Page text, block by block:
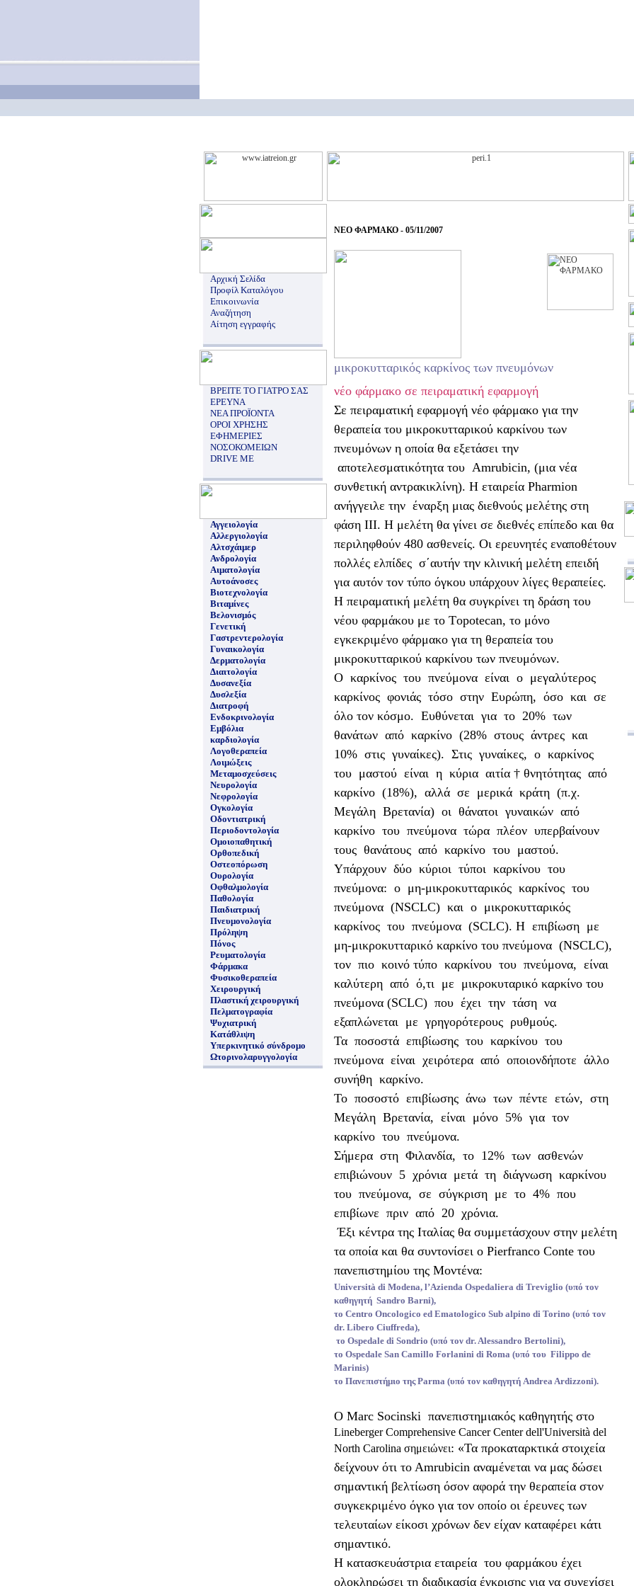
Αρχική Σελίδα
Προφίλ Καταλόγου
Επικοινωνία
Αναζήτηση
Αίτηση εγγραφής
ΒΡΕΙΤΕ ΤΟ ΓΙΑΤΡΟ ΣΑΣ
ΕΡΕΥΝΑ
ΝΕΑ ΠΡΟΪΟΝΤΑ
ΟΡΟΙ ΧΡΗΣΗΣ
ΕΦΗΜΕΡΙΕΣ
ΝΟΣΟΚΟΜΕΙΩΝ
DRIVE ME
Αγγειολογία
Αλλεργιολογία
Αλτσχάιμερ
Ανδρολογία
Αιματολογία
Αυτοάνοσες
Βιοτεχνολογία
Βιταμίνες
Βελονισμός
Γενετική
Γαστρεντερολογία
Γυναικολογία
Δερματολογία
Διαιτολογία
Δυσανεξία
Δυσλεξία
Διατροφή
Ενδοκρινολογία
Εμβόλια
καρδιολογία
Λογοθεραπεία
Λοιμώξεις
Μεταμοσχεύσεις
Νευρολογία
Νεφρολογία
Ογκολογία
Οδοντιατρική
Περιοδοντολογία
Ομοιοπαθητική
Ορθοπεδική
Οστεοπόρωση
Ουρολογία
Οφθαλμολογία
Παθολογία
Παιδιατρική
Πνευμονολογία
Πρόληψη
Πόνος
Ρευματολογία
Φάρμακα
Φυσικοθεραπεία
Χειρουργική
Πλαστική χειρουργική
Πελματογραφία
Ψυχιατρική
Κατάθλιψη
Υπερκινητικό σύνδρομο
Ωτορινολαρυγγολογία
ΝΕΟ ΦΑΡΜΑΚΟ - 05/11/2007
μικροκυτταρικός καρκίνος των πνευμόνων
νέο φάρμακο σε πειραματική εφαρμογή
Σε πειραματική εφαρμογή νέο φάρμακο για την
θεραπεία του μικροκυτταρικού καρκίνου των
πνευμόνων η οποία θα εξετάσει την
αποτελεσματικότητα του Αmrubicin, (μια νέα
συνθετική αντρακικλίνη). Η εταιρεία Pharmion
ανήγγειλε την έναρξη μιας διεθνούς μελέτης στη
φάση ΙΙΙ. Η μελέτη θα γίνει σε διεθνές επίπεδο και θα
περιληφθούν 480 ασθενείς. Οι ερευνητές εναποθέτουν
πολλές ελπίδες σ΄αυτήν την κλινική μελέτη επειδή
για αυτόν τον τύπο όγκου υπάρχουν λίγες θεραπείες.
Η πειραματική μελέτη θα συγκρίνει τη δράση του
νέου φαρμάκου με το Τopotecan, το μόνο
εγκεκριμένο φάρμακο για τη θεραπεία του
μικροκυτταρικού καρκίνου των πνευμόνων.
Ο καρκίνος του πνεύμονα είναι ο μεγαλύτερος
καρκίνος φονιάς τόσο στην Ευρώπη, όσο και σε
όλο τον κόσμο. Ευθύνεται για το 20% των
θανάτων από καρκίνο (28% στους άντρες και
10% στις γυναίκες). Στις γυναίκες, ο καρκίνος
του μαστού είναι η κύρια αιτία † θνητότητας από
καρκίνο (18%), αλλά σε μερικά κράτη (π.χ.
Μεγάλη Βρετανία) οι θάνατοι γυναικών από
καρκίνο του πνεύμονα τώρα πλέον υπερβαίνουν
τους θανάτους από καρκίνο του μαστού.
Υπάρχουν δύο κύριοι τύποι καρκίνου του
πνεύμονα: ο μη-μικροκυτταρικός καρκίνος του
πνεύμονα (NSCLC) και ο μικροκυτταρικός
καρκίνος του πνεύμονα (SCLC). Η επιβίωση με
μη-μικροκυτταρικό καρκίνο του πνεύμονα (NSCLC),
τον πιο κοινό τύπο καρκίνου του πνεύμονα, είναι
καλύτερη από ό,τι με μικροκυταρικό καρκίνο του
πνεύμονα (SCLC) που έχει την τάση να
εξαπλώνεται με γρηγορότερους ρυθμούς.
Τα ποσοστά επιβίωσης του καρκίνου του
πνεύμονα είναι χειρότερα από οποιονδήποτε άλλο
συνήθη καρκίνο.
Το ποσοστό επιβίωσης άνω των πέντε ετών, στη
Μεγάλη Βρετανία, είναι μόνο 5% για τον
καρκίνο του πνεύμονα.
Σήμερα στη Φιλανδία, το 12% των ασθενών
επιβιώνουν 5 χρόνια μετά τη διάγνωση καρκίνου
του πνεύμονα, σε σύγκριση με το 4% που
επιβίωνε πριν από 20 χρόνια.
Έξι κέντρα της Ιταλίας θα συμμετάσχουν στην μελέτη
τα οποία και θα συντονίσει ο Pierfranco Conte του
πανεπιστημίου της Μοντένα:
Università di Modena, l’Azienda Ospedaliera di Treviglio (υπό τον
καθηγητή Sandro Barni),
το Centro Oncologico ed Ematologico Sub alpino di Torino (υπό τον
dr. Libero Ciuffreda),
το Ospedale di Sondrio (υπό τον dr. Alessandro Bertolini),
το Ospedale San Camillo Forlanini di Roma (υπό του Filippo de
Marinis)
το Πανεπιστήμιο της Parma (υπό τον καθηγητή Andrea Ardizzoni).
Ο Marc Socinski πανεπιστημιακός καθηγητής στο
Lineberger Comprehensive Cancer Center dell'Università del
North Carolina σημειώνει: «Τα προκαταρκτικά στοιχεία
δείχνουν ότι το Αmrubicin αναμένεται να μας δώσει
σημαντική βελτίωση όσον αφορά την θεραπεία στον
συγκεκριμένο όγκο για τον οποίο οι έρευνες των
τελευταίων είκοσι χρόνων δεν είχαν καταφέρει κάτι
σημαντικό.
Η κατασκευάστρια εταιρεία του φαρμάκου έχει
ολοκληρώσει τη διαδικασία έγκρισης για να συνεχίσει